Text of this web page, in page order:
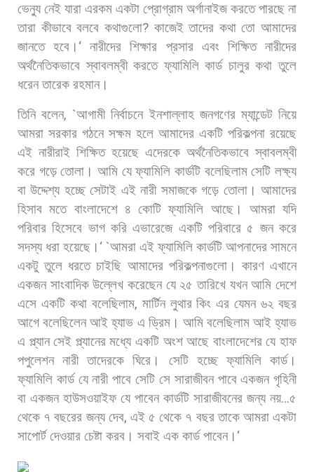
ভেন্যু নেই যারা এরকম একটা প্রোগ্রাম অর্গানাইজ করতে পারছে না
তারা কীভাবে বলবে কথাগুলো? কাজেই তাদের কথা তো আমাদের
জানতে হবে। ‘নারীদের শিক্ষার প্রসার এবং শিক্ষিত নারীদের
অর্থনৈতিকভাবে স্বাবলম্বী করতে ফ্যামিলি কার্ড চালুর কথা তুলে
ধরেন তারেক রহমান।
তিনি বলেন, `আগামী নির্বাচনে ইনশাল্লাহ জনগণের ম্যান্ডেট নিয়ে
আমরা সরকার গঠনে সক্ষম হলে আমাদের একটি পরিকল্পনা রয়েছে
এই নারীরাই শিক্ষিত হয়েছে এদেরকে অর্থনৈতিকভাবে স্বাবলম্বী
করে গড়ে তোলা। আমি যে ফ্যামিলি কার্ডটি বলেছিলাম সেটি লক্ষ্য
বা উদ্দেশ্য হচ্ছে সেটাই এই নারী সমাজকে গড়ে তোলা। আমাদের
হিসাব মতে বাংলাদেশে ৪ কোটি ফ্যামিলি আছে। আমরা যদি
পরিবার হিসেবে ভাগ করি এভারেজে একটি পরিবারে ৫ জন করে
সদস্য ধরা হয়েছে। ‘ `আমরা এই ফ্যামিলি কার্ডটি আপনাদের সামনে
একটু তুলে ধরতে চাইছি আমাদের পরিকল্পনাগুলো। কারণ এখানে
একজন সাংবাদিক উল্লেখ করেছেন যে ২৫ তারিখে যখন আমি দেশে
এসে একটি কথা বলেছিলাম, মার্টিন লুথার কিং এর যেমন ৬২ বছর
আগে বলেছিলেন আই হ্যাভ এ ড্রিম। আমি বলেছিলাম আই হ্যাভ
এ প্ল্যান সেই প্ল্যানের মধ্যে একটি অংশ আছে বাংলাদেশের যে হাফ
পপুলেশন নারী তাদেরকে ঘিরে। সেটি হচ্ছে ফ্যামিলি কার্ড।
ফ্যামিলি কার্ড যে নারী পাবে সেটি সে সারাজীবন পাবে একজন গৃহিনী
বা একজন হাউসওয়াইফ যে পাবেন কার্ডটি সারাজীবনের জন্য নয়…৫
থেকে ৭ বছরের জন্য দেব, এই ৫ থেকে ৭ বছর তাকে আমরা একটা
সাপোর্ট দেওয়ার চেষ্টা করব। সবাই এক কার্ড পাবেন। ‘